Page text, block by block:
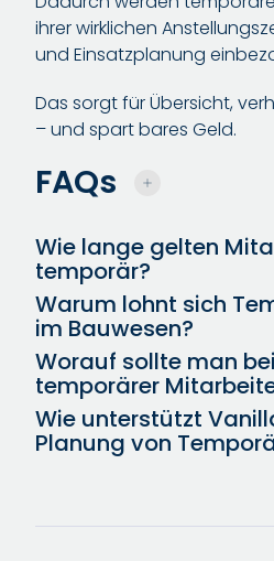
ihrer wirklichen
und Einsatzplanung
Das sorgt für Übersicht,
– und spart bares Geld.
FAQs
Wie lange gelten
temporär?
Temporäre Mitarbeitende
einen befristeten Zeitraum
– meist für wenige
Bauwesen werden sie oft
saisonal eingesetzt.
Warum lohnt sich
im Bauwesen?
Temporäre Mitarbeitende
wenn kurzfristig
wird. Sie helfen, Projekte
termingerecht
Worauf sollte man
temporärer
Wichtig ist, die
zu hinterlegen und
Wie unterstützt
Planung von